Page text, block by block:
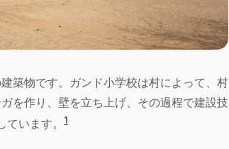
築物です。ガンド小学校は村によって、村
を作り、壁を立ち上げ、その過程で建設技
います。
1